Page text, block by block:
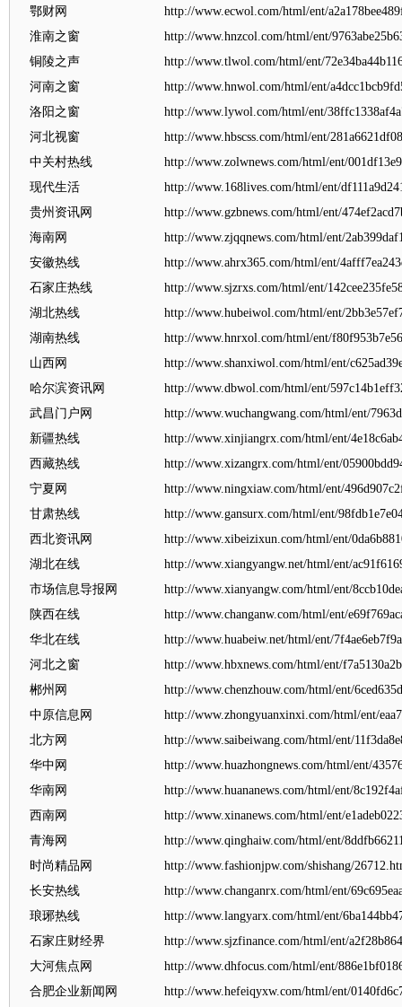
鄂财网
http://www.ecwol.com/html/ent/
淮南之窗
http://www.hnzcol.com/html/ent/
铜陵之声
http://www.tlwol.com/html/ent/
河南之窗
http://www.hnwol.com/html/ent/
洛阳之窗
http://www.lywol.com/html/ent/
河北视窗
http://www.hbscss.com/html/ent/
中关村热线
http://www.zolwnews.com/html/ent/
现代生活
http://www.168lives.com/html/ent/
贵州资讯网
http://www.gzbnews.com/html/ent/
海南网
http://www.zjqqnews.com/html/ent/
安徽热线
http://www.ahrx365.com/html/ent/
石家庄热线
http://www.sjzrxs.com/html/ent/
湖北热线
http://www.hubeiwol.com/html/ent/
湖南热线
http://www.hnrxol.com/html/ent/
山西网
http://www.shanxiwol.com/html/ent/
哈尔滨资讯网
http://www.dbwol.com/html/ent/
武昌门户网
http://www.wuchangwang.com/html/ent/
新疆热线
http://www.xinjiangrx.com/html/ent/
西藏热线
http://www.xizangrx.com/html/ent/
宁夏网
http://www.ningxiaw.com/html/ent/
甘肃热线
http://www.gansurx.com/html/ent/
西北资讯网
http://www.xibeizixun.com/html/ent/
湖北在线
http://www.xiangyangw.net/html/ent/
市场信息导报网
http://www.xianyangw.com/html/ent/
陕西在线
http://www.changanw.com/html/ent/
华北在线
http://www.huabeiw.net/html/ent/
河北之窗
http://www.hbxnews.com/html/ent/
郴州网
http://www.chenzhouw.com/html/ent/
中原信息网
http://www.zhongyuanxinxi.com/html/ent/
北方网
http://www.saibeiwang.com/html/ent/
华中网
http://www.huazhongnews.com/html/ent/
华南网
http://www.huananews.com/html/ent/
西南网
http://www.xinanews.com/html/ent/
青海网
http://www.qinghaiw.com/html/ent/
时尚精品网
http://www.fashionjpw.com/shishang/
长安热线
http://www.changanrx.com/html/ent/
琅琊热线
http://www.langyarx.com/html/ent/
石家庄财经界
http://www.sjzfinance.com/html/ent/
大河焦点网
http://www.dhfocus.com/html/ent/
合肥企业新闻网
http://www.hefeiqyxw.com/html/ent/